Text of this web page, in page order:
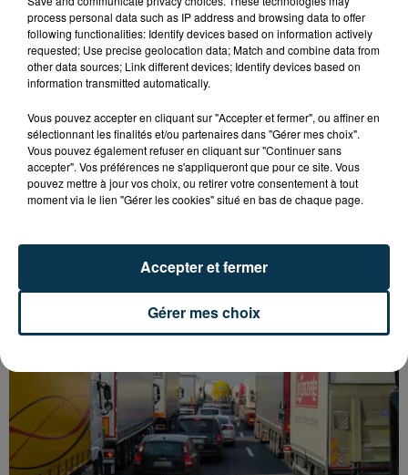
L’ASSE RÉDUIT FACE À SOCHAUX, UNE
PREMIÈRE VICTOIRE POUR NOS VERTS ?
process personal data such as IP address and browsing data to offer
following functionalities: Identify devices based on information actively
requested; Use precise geolocation data; Match and combine data from
other data sources; Link different devices; Identify devices based on
information transmitted automatically.
Vous pouvez accepter en cliquant sur "Accepter et fermer", ou affiner en
sélectionnant les finalités et/ou partenaires dans "Gérer mes choix".
Vous pouvez également refuser en cliquant sur "Continuer sans
accepter". Vos préférences ne s'appliqueront que pour ce site. Vous
pouvez mettre à jour vos choix, ou retirer votre consentement à tout
moment via le lien "Gérer les cookies" situé en bas de chaque page.
Gérer mes choix
Accepter et fermer